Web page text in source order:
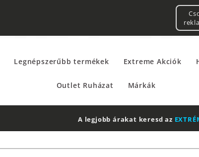
Legnépszerűbb termékek Extreme Akciók
Outlet Ruházat Márkák
A legjobb árakat keresd az